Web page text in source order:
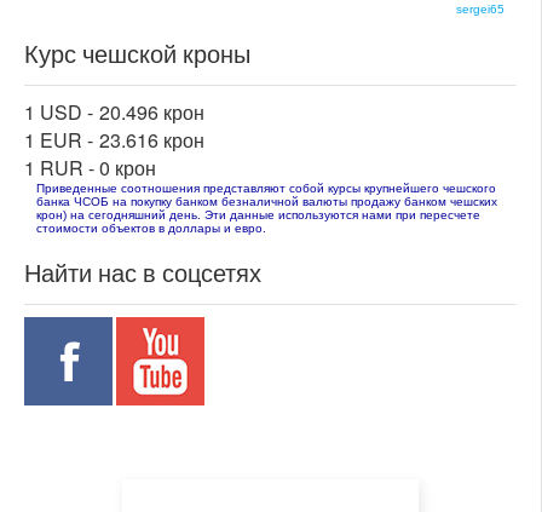
sergei65
Курс чешской кроны
1 USD - 20.496 крон
1 EUR - 23.616 крон
1 RUR -0 крон
Приведенные соотношения представляют собой курсы крупнейшего чешского
банка ЧСОБ на покупку банком безналичной валюты продажу банком чешских
крон) на сегодняшний день. Эти данные используются нами при пересчете
стоимости объектов в доллары и евро.
Найти нас в соцсетях